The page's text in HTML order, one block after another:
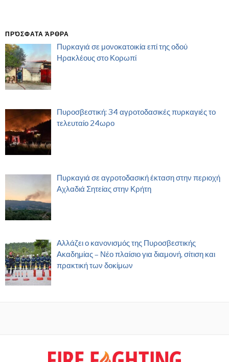
ΠΡΌΣΦΑΤΑ ΆΡΘΡΑ
Πυρκαγιά σε μονοκατοικία επί της οδού
Ηρακλέους στο Κορωπί
Πυροσβεστική: 34 αγροτοδασικές πυρκαγιές το
τελευταίο 24ωρο
Πυρκαγιά σε αγροτοδασική έκταση στην περιοχή
Αχλαδιά Σητείας στην Κρήτη
Αλλάζει ο κανονισμός της Πυροσβεστικής
Ακαδημίας – Νέο πλαίσιο για διαμονή, σίτιση και
πρακτική των δοκίμων